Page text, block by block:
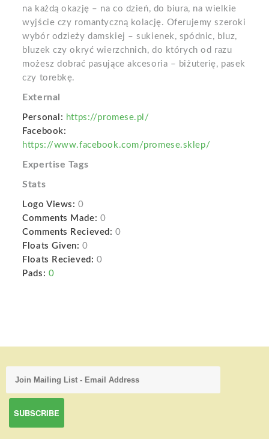
na każdą okazję – na co dzień, do biura, na wielkie
wyjście czy romantyczną kolację. Oferujemy szeroki
wybór odzieży damskiej – sukienek, spódnic, bluz,
bluzek czy okryć wierzchnich, do których od razu
możesz dobrać pasujące akcesoria – biżuterię, pasek
czy torebkę.
External
Personal: https://promese.pl/
Facebook:
https://www.facebook.com/promese.sklep/
Expertise Tags
Stats
Logo Views: 0
Comments Made: 0
Comments Recieved: 0
Floats Given: 0
Floats Recieved: 0
Pads: 0